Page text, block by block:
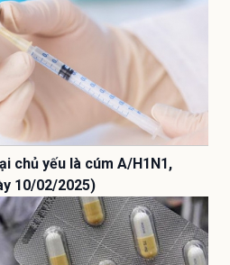
chủ yếu là cúm A/H1N1,
10/02/2025)